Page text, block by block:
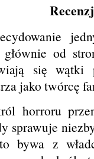
głównie od
się wątki
jako twórcę
horroru
sprawuje
bywa z